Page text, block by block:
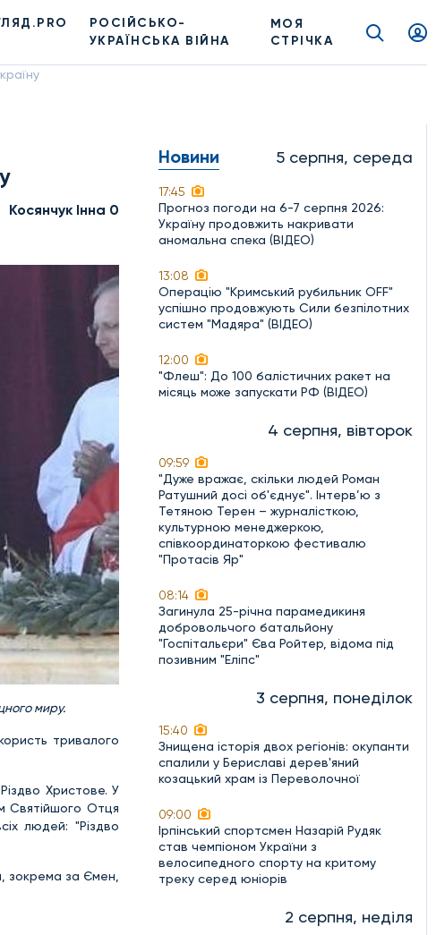
РОСІЙСЬКО-
УКРАЇНСЬКА ВІЙНА
МОЯ
СТРІЧКА
Косянчук Інна 0
миру.
тривалого
Христове. У
Святійшого Отця
людей: "Різдво
зокрема за Ємен,
Новини 5 серпня, середа
17:45
Прогноз погоди на 6-7 серпня 2026:
Україну продовжить накривати
аномальна спека (ВІДЕО)
13:08
Операцію "Кримський рубильник OFF"
успішно продовжують Сили безпілотних
систем "Мадяра" (ВІДЕО)
12:00
"Флеш": До 100 балістичних ракет на
місяць може запускати РФ (ВІДЕО)
4 серпня, вівторок
09:59
"Дуже вражає, скільки людей Роман
Ратушний досі об'єднує". Інтерв’ю з
Тетяною Терен – журналісткою,
культурною менеджеркою,
співкоординаторкою фестивалю
"Протасів Яр"
08:14
Загинула 25-річна парамедикиня
добровольчого батальйону
"Госпітальєри" Єва Ройтер, відома під
позивним "Еліпс"
3 серпня, понеділок
15:40
Знищена історія двох регіонів: окупанти
спалили у Бериславі дерев'яний
козацький храм із Переволочної
09:00
Ірпінський спортсмен Назарій Рудяк
став чемпіоном України з
велосипедного спорту на критому
треку серед юніорів
2 серпня, неділя